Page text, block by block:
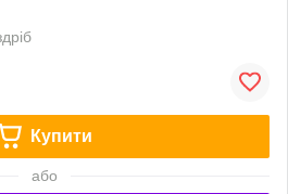
Купити
або